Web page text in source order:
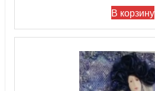
В корзину